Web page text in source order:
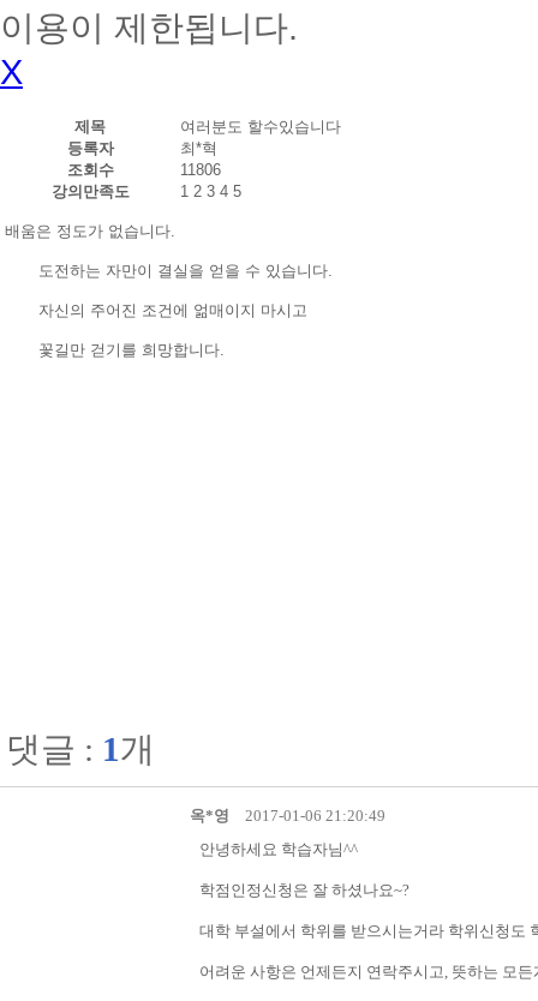
이용이 제한됩니다.
X
제목
여러분도 할수있습니다
등록자
최*혁
조회수
11806
강의만족도
1 2 3 4 5
배움은 정도가 없습니다.
도전하는 자만이 결실을 얻을 수 있습니다.
자신의 주어진 조건에 얾매이지 마시고
꽃길만 걷기를 희망합니다.
댓글 : 1개
옥*영
2017-01-06 21:20:49
안녕하세요 학습자님^^
학점인정신청은 잘 하셨나요~?
대학 부설에서 학위를 받으시는거라 학위신청도
어려운 사항은 언제든지 연락주시고, 뜻하는 모